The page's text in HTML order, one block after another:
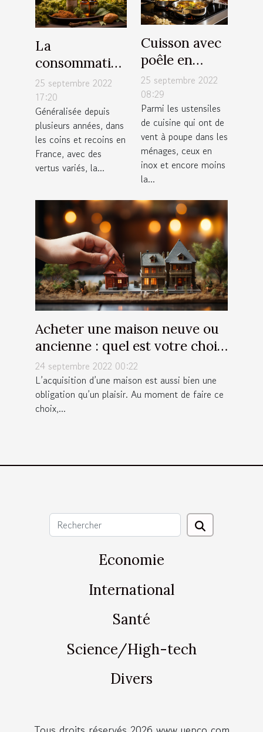
La
consommation
régulière du
CBD est -elle
bonne pour la
santé ?
25 septembre 2022
17:20
Généralisée depuis
plusieurs années, dans
les coins et recoins en
France, avec des
vertus variés, la...
Cuisson avec
poêle en
inox : Quelle
est la
température
maximale qui
convient ?
25 septembre 2022
08:29
Parmi les ustensiles
de cuisine qui ont de
vent à poupe dans les
ménages, ceux en
inox et encore moins
la...
Acheter une maison neuve ou
ancienne : quel est votre choix
?
24 septembre 2022 00:22
L’acquisition d’une maison est aussi bien une
obligation qu’un plaisir. Au moment de faire ce
choix,...
Economie
International
Santé
Science/High-tech
Divers